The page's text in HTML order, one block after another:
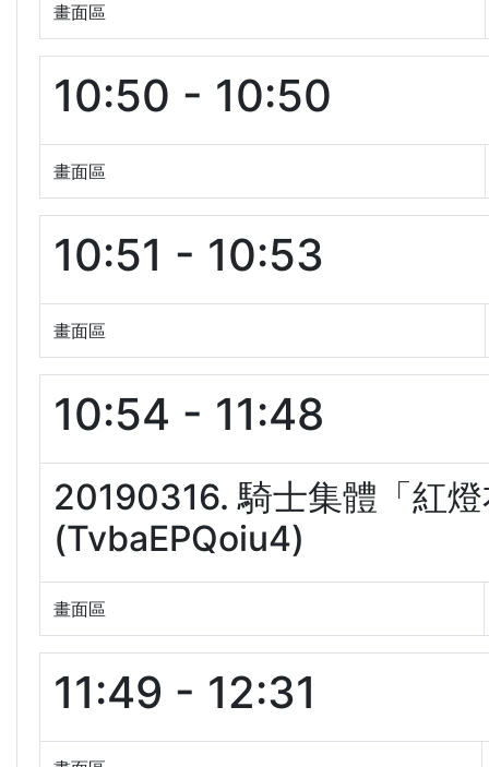
畫面區
10:50 - 10:50
畫面區
10:51 - 10:53
畫面區
10:54 - 11:48
20190316. 騎士集體「紅
(TvbaEPQoiu4)
畫面區
11:49 - 12:31